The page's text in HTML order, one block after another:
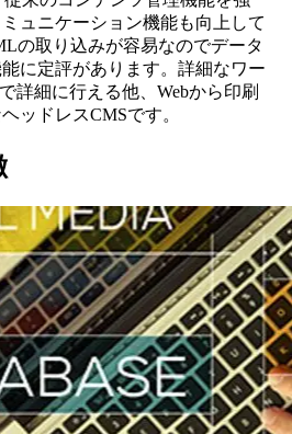
ュニケーション機能も向上して
の取り込みが容易なのでデータ
に定評があります。詳細なワー
詳細に行える他、Webから印刷
ッドレスCMSです。